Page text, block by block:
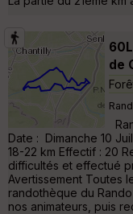
de
Date : Dimanche 10
18-22 km Effectif : 20
difficultés et effectué
Avertissement Toutes
randothèque du
nos animateurs, puis